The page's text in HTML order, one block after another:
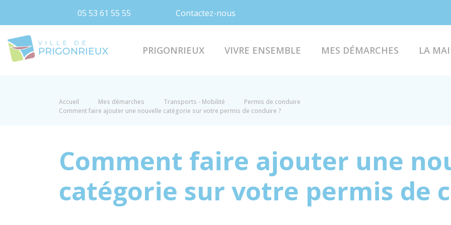
05 53 61 55 55 Contactez-nous
PRIGONRIEUX VIVRE ENSEMBLE MES DÉMARCHES LA
Accueil Mes démarches Transports - Mobilité
Permis de conduire
Comment faire ajouter une nouvelle catégorie sur votre permis de conduire ?
Comment faire ajouter une
catégorie sur votre permis de